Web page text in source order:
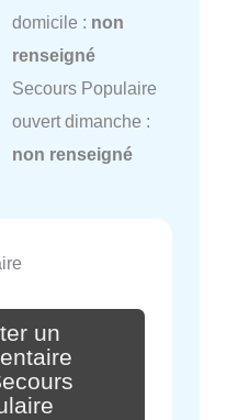
domicile : non
renseigné
Secours Populaire
ouvert dimanche :
non renseigné
un